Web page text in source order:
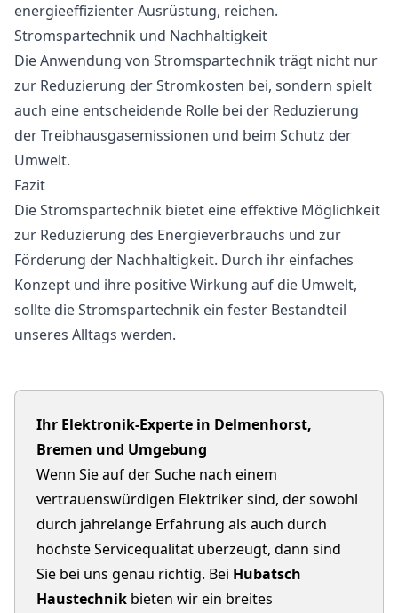
energieeffizienter Ausrüstung, reichen.
Stromspartechnik und Nachhaltigkeit
Die Anwendung von Stromspartechnik trägt nicht nur
zur Reduzierung der Stromkosten bei, sondern spielt
auch eine entscheidende Rolle bei der Reduzierung
der Treibhausgasemissionen und beim Schutz der
Umwelt.
Fazit
Die Stromspartechnik bietet eine effektive Möglichkeit
zur Reduzierung des Energieverbrauchs und zur
Förderung der Nachhaltigkeit. Durch ihr einfaches
Konzept und ihre positive Wirkung auf die Umwelt,
sollte die Stromspartechnik ein fester Bestandteil
unseres Alltags werden.
Ihr Elektronik-Experte in Delmenhorst,
Bremen und Umgebung
Wenn Sie auf der Suche nach einem
vertrauenswürdigen Elektriker sind, der sowohl
durch jahrelange Erfahrung als auch durch
höchste Servicequalität überzeugt, dann sind
Sie bei uns genau richtig. Bei Hubatsch
Haustechnik bieten wir ein breites